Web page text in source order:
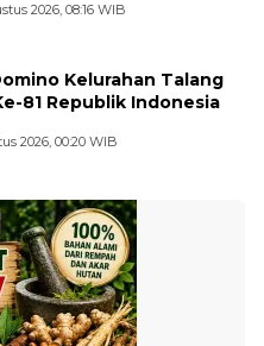
2026, 08:16 WIB
Kelurahan Talang
81 Republik Indonesia
2026, 00:20 WIB